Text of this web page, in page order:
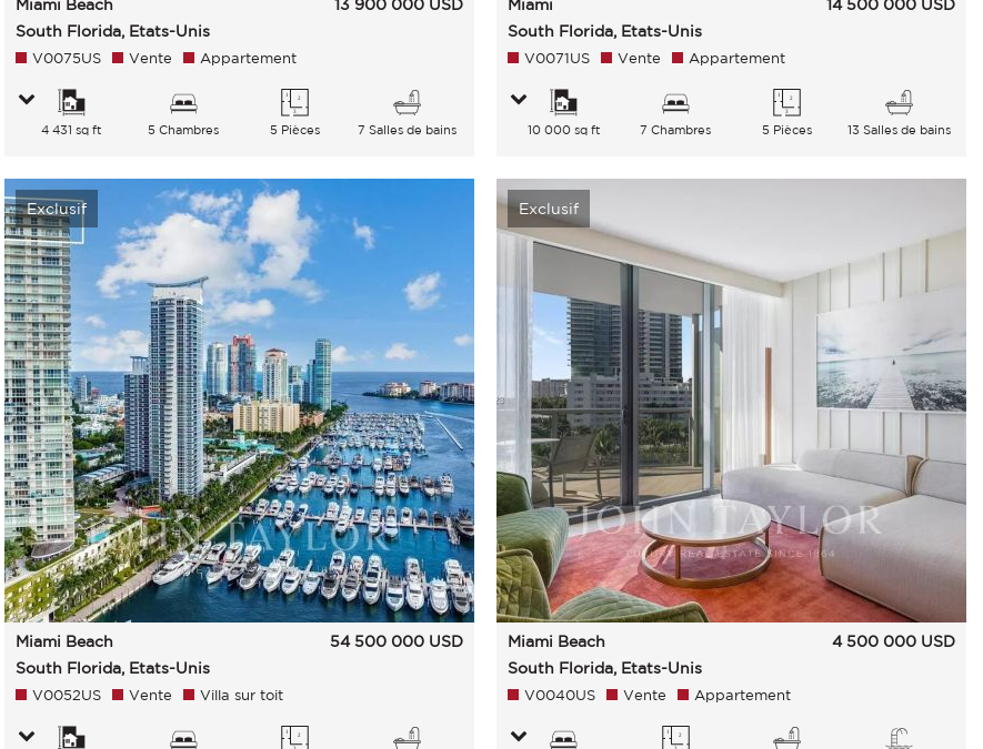
Miami Beach
South Florida, Etats-Unis
13 900 000 USD
V0075US Vente Appartement
4 431 sq ft 5 Chambres 5 Pièces 7 Salles de bains
Miami
South Florida, Etats-Unis
14 500 000 USD
V0071US Vente Appartement
10 000 sq ft 7 Chambres 5 Pièces 13 Salles de bains
Exclusif
Miami Beach
South Florida, Etats-Unis
54 500 000 USD
V0052US Vente Villa sur toit
Exclusif
Miami Beach
South Florida, Etats-Unis
4 500 000 USD
V0040US Vente Appartement